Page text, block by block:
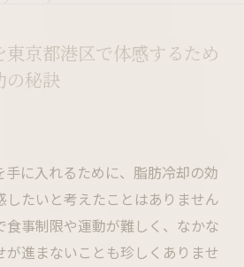
東京都港区で体感するため
の秘訣
手に入れるために、脂肪冷却の効
したいと考えたことはありません
食事制限や運動が難しく、なかな
が進まないことも珍しくありませ